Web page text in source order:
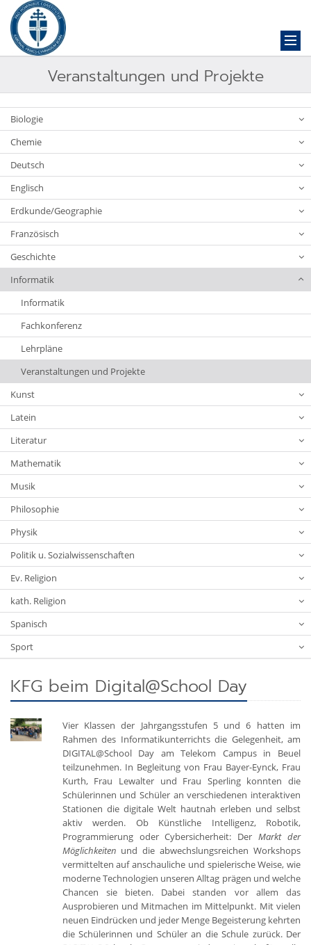
Veranstaltungen und Projekte
Biologie
Chemie
Deutsch
Englisch
Erdkunde/Geographie
Französisch
Geschichte
Informatik
Informatik
Fachkonferenz
Lehrpläne
Veranstaltungen und Projekte
Kunst
Latein
Literatur
Mathematik
Musik
Philosophie
Physik
Politik u. Sozialwissenschaften
Ev. Religion
kath. Religion
Spanisch
Sport
KFG beim Digital@School Day
Vier Klassen der Jahrgangsstufen 5 und 6 hatten im
Rahmen des Informatikunterrichts die Gelegenheit, am
DIGITAL@School Day am Telekom Campus in Beuel
teilzunehmen. In Begleitung von Frau Bayer-Eynck, Frau
Kurth, Frau Lewalter und Frau Sperling konnten die
Schülerinnen und Schüler an verschiedenen interaktiven
Stationen die digitale Welt hautnah erleben und selbst
aktiv werden. Ob Künstliche Intelligenz, Robotik,
Programmierung oder Cybersicherheit: DerMarkt der
Möglichkeiten und die abwechslungsreichen Workshops
vermittelten auf anschauliche und spielerische Weise, wie
moderne Technologien unseren Alltag prägen und welche
Chancen sie bieten. Dabei standen vor allem das
Ausprobieren und Mitmachen im Mittelpunkt. Mit vielen
neuen Eindrücken und jeder Menge Begeisterung kehrten
die Schülerinnen und Schüler an die Schule zurück. Der